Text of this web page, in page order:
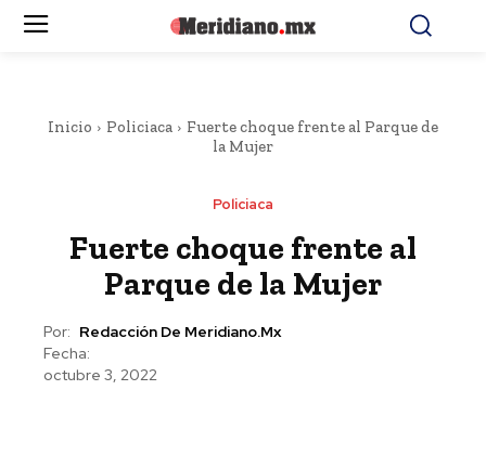
Inicio Policiaca
Fuerte choque frente al Parque de
la Mujer
Policiaca
Fuerte choque frente al
Parque de la Mujer
Por: Redacción De Meridiano.mx
Fecha:
octubre 3, 2022